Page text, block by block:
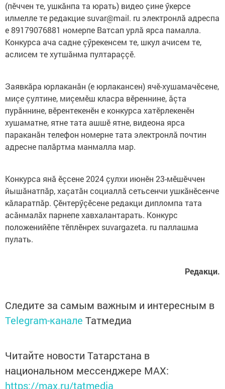
(пӗччен те, ушкăнпа та юрать) видео çине ӳкерсе
илмелле те редакцие suvar@mail. ru электронлă адреспа
е 89179076881 номерпе Ватсап урлă ярса памалла.
Конкурса ача садне çӳрекенсем те, шкул ачисем те,
аслисем те хутшăнма пултараççӗ.
Заявкăра юрлаканăн (е юрлакансен) ячӗ-хушамачӗсене,
миçе çултине, миçемӗш класра вӗреннине, ăçта
пурăннине, вӗрентекенӗн е конкурса хатӗрлекенӗн
хушаматне, ятне тата ашшӗ ятне, видеона ярса
параканăн телефон номерне тата электронлă почтин
адресне палăртма манмалла мар.
Конкурса янă ӗçсене 2024 çулхи июнӗн 23-мӗшӗччен
йышăнатпăр, хаçатăн социаллă сетьсенчи ушкăнӗсенче
кăларатпăр. Çӗнтерӳçӗсене редакци дипломпа тата
асăнмалăх парнепе хавхалантарать. Конкурс
положенийӗпе тӗплӗнрех suvargazeta. ru паллашма
пулать.
Редакци.
Следите за самым важным и интересным в
Telegram-канале Татмедиа
Читайте новости Татарстана в
национальном мессенджере MАХ:
https://max.ru/tatmedia